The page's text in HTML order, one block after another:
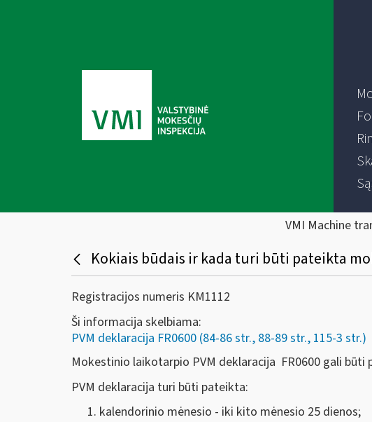
VMI Machine
Kokiais būdais ir kada turi būti pateikta
Registracijos numeris KM1112
Ši informacija skelbiama:
PVM deklaracija FR0600 (84-86 str., 88-89 str., 115-3 str.)
Mokestinio laikotarpio PVM deklaracija FR0600 gali
PVM deklaracija turi būti pateikta:
kalendorinio mėnesio - iki kito mėnesio 25 dienos;